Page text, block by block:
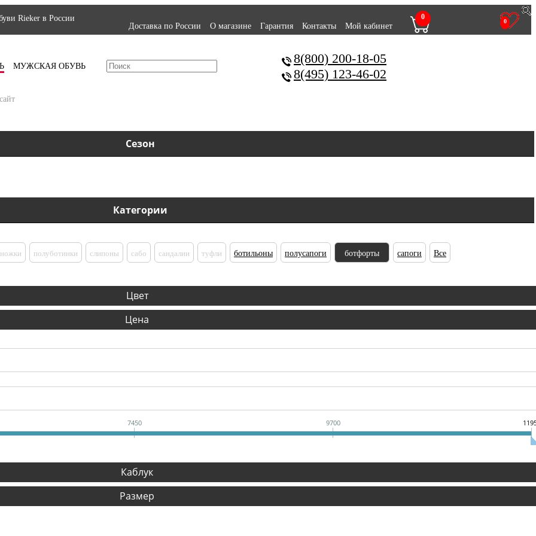
0
0
Rieker в России
Доставка по России
О магазине Гарантия Контакты Мой кабинет
МУЖСКАЯ ОБУВЬ
8(800) 200-18-05
8(495) 123-46-02
Сезон
Категории
полуботинки слипоны сабо сандалии туфли ботильоны полусапоги ботфорты сапоги Все
Цвет
Цена
7450 9700
Каблук
Размер